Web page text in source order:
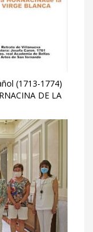
(1713-1774)
DE LA